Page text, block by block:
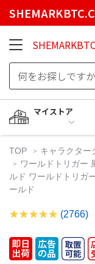
マイストア
TOP キャラクター
ワールドトリガー
ルド ワールドトリガ
ールド
(2766)